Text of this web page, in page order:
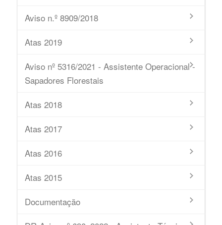
Aviso n.º 8909/2018
Atas 2019
Aviso nº 5316/2021 - Assistente Operacional -
Sapadores Florestais
Atas 2018
Atas 2017
Atas 2016
Atas 2015
Documentação